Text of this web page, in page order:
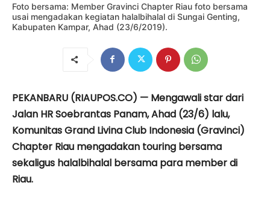
Foto bersama: Member Gravinci Chapter Riau foto bersama
usai mengadakan kegiatan halalbihalal di Sungai Genting,
Kabupaten Kampar, Ahad (23/6/2019).
PEKANBARU (RIAUPOS.CO) — Mengawali star dari
Jalan HR Soebrantas Panam, Ahad (23/6) lalu,
Komunitas Grand Livina Club Indonesia (Gravinci)
Chapter Riau mengadakan touring bersama
sekaligus halalbihalal bersama para member di
Riau.